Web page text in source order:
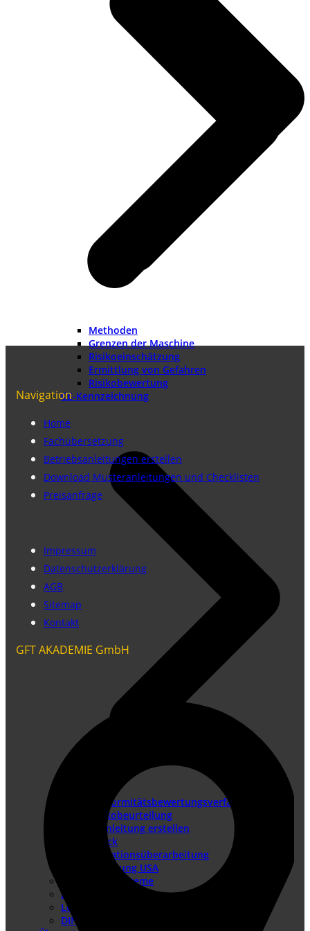
Methoden
Grenzen der Maschine
Risikoeinschätzung
Ermittlung von Gefahren
Risikobewertung
CE-Kennzeichnung
Konformitätsbewertungsverfahren
Risikobeurteilung
Betriebsanleitung erstellen
Doku-Check
Dokumentationsüberarbeitung
Produkthaftung USA
Redaktionssysteme
DTP-Dienste
Lokalisierung
DIN EN IEC/IEEE 82079-1
Navigation
Home
Fachübersetzung
Betriebsanleitungen erstellen
Download Musteranleitungen und Checklisten
Preisanfrage
Impressum
Datenschutzerklärung
AGB
Sitemap
Kontakt
GFT AKADEMIE GmbH